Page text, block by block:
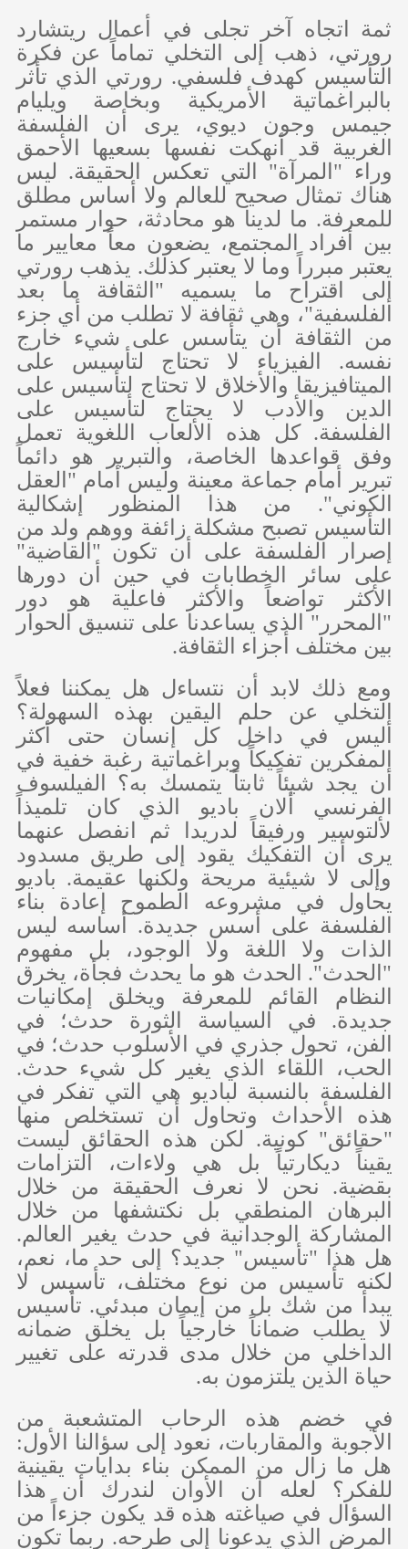
ثمة اتجاه آخر تجلى في أعمال ريتشارد
رورتي، ذهب إلى التخلي تماماً عن فكرة
التأسيس كهدف فلسفي. رورتي الذي تأثر
بالبراغماتية الأمريكية وبخاصة ويليام
جيمس وجون ديوي، يرى أن الفلسفة
الغربية قد أنهكت نفسها بسعيها الأحمق
وراء "المرآة" التي تعكس الحقيقة. ليس
هناك تمثال صحيح للعالم ولا أساس مطلق
للمعرفة. ما لدينا هو محادثة، حوار مستمر
بين أفراد المجتمع، يضعون معاً معايير ما
يعتبر مبرراً وما لا يعتبر كذلك. يذهب رورتي
إلى اقتراح ما يسميه "الثقافة ما بعد
الفلسفية"، وهي ثقافة لا تطلب من أي جزء
من الثقافة أن يتأسس على شيء خارج
نفسه. الفيزياء لا تحتاج لتأسيس على
الميتافيزيقا والأخلاق لا تحتاج لتأسيس على
الدين والأدب لا يحتاج لتأسيس على
الفلسفة. كل هذه الألعاب اللغوية تعمل
وفق قواعدها الخاصة، والتبرير هو دائماً
تبرير أمام جماعة معينة وليس أمام "العقل
الكوني". من هذا المنظور إشكالية
التأسيس تصبح مشكلة زائفة ووهم ولد من
إصرار الفلسفة على أن تكون "القاضية"
على سائر الخطابات في حين أن دورها
الأكثر تواضعاً والأكثر فاعلية هو دور
"المحرر" الذي يساعدنا على تنسيق الحوار
بين مختلف أجزاء الثقافة.
ومع ذلك لابد أن نتساءل هل يمكننا فعلاً
التخلي عن حلم اليقين بهذه السهولة؟
أليس في داخل كل إنسان حتى أكثر
المفكرين تفكيكاً وبراغماتية رغبة خفية في
أن يجد شيئاً ثابتاً يتمسك به؟ الفيلسوف
الفرنسي ألان باديو الذي كان تلميذاً
لألتوسير ورفيقاً لدريدا ثم انفصل عنهما
يرى أن التفكيك يقود إلى طريق مسدود
وإلى لا شيئية مريحة ولكنها عقيمة. باديو
يحاول في مشروعه الطموح إعادة بناء
الفلسفة على أسس جديدة. أساسه ليس
الذات ولا اللغة ولا الوجود، بل مفهوم
"الحدث". الحدث هو ما يحدث فجأة، يخرق
النظام القائم للمعرفة ويخلق إمكانيات
جديدة. في السياسة الثورة حدث؛ في
الفن، تحول جذري في الأسلوب حدث؛ في
الحب، اللقاء الذي يغير كل شيء حدث.
الفلسفة بالنسبة لباديو هي التي تفكر في
هذه الأحداث وتحاول أن تستخلص منها
"حقائق" كونية. لكن هذه الحقائق ليست
يقيناً ديكارتياً بل هي ولاءات، التزامات
بقضية. نحن لا نعرف الحقيقة من خلال
البرهان المنطقي بل نكتشفها من خلال
المشاركة الوجدانية في حدث يغير العالم.
هل هذا "تأسيس" جديد؟ إلى حد ما، نعم،
لكنه تأسيس من نوع مختلف، تأسيس لا
يبدأ من شك بل من إيمان مبدئي. تأسيس
لا يطلب ضماناً خارجياً بل يخلق ضمانه
الداخلي من خلال مدى قدرته على تغيير
حياة الذين يلتزمون به.
في خضم هذه الرحاب المتشعبة من
الأجوبة والمقاربات، نعود إلى سؤالنا الأول:
هل ما زال من الممكن بناء بدايات يقينية
للفكر؟ لعله آن الأوان لندرك أن هذا
السؤال في صياغته هذه قد يكون جزءاً من
المرض الذي يدعونا إلى طرحه. ربما تكون